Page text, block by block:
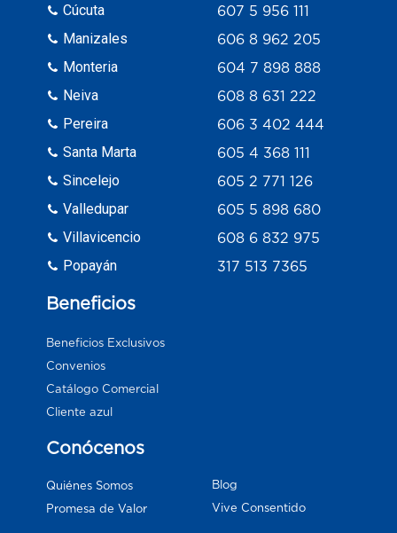
Cúcuta
Manizales
Monteria
Neiva
Pereira
Santa Marta
Sincelejo
Valledupar
Villavicencio
Popayán
607 5 956 111
606 8 962 205
604 7 898 888
608 8 631 222
606 3 402 444
605 4 368 111
605 2 771 126
605 5 898 680
608 6 832 975
317 513 7365
Beneficios
Beneficios Exclusivos
Convenios
Catálogo Comercial
Cliente azul
Conócenos
Quiénes Somos
Promesa de Valor
Blog
Vive Consentido